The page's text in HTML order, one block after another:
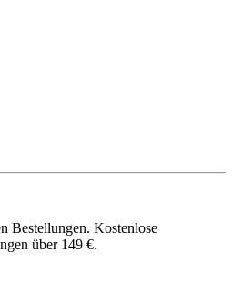
Bestellungen. Kostenlose
über 149 €.